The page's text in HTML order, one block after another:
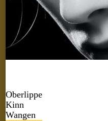
Oberlippe
Kinn
Wangen